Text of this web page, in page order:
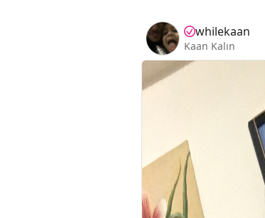
whilekaan
Kaan Kalın